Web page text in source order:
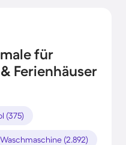
für
Ferienhäuser
(375)
Waschmaschine (2.892)